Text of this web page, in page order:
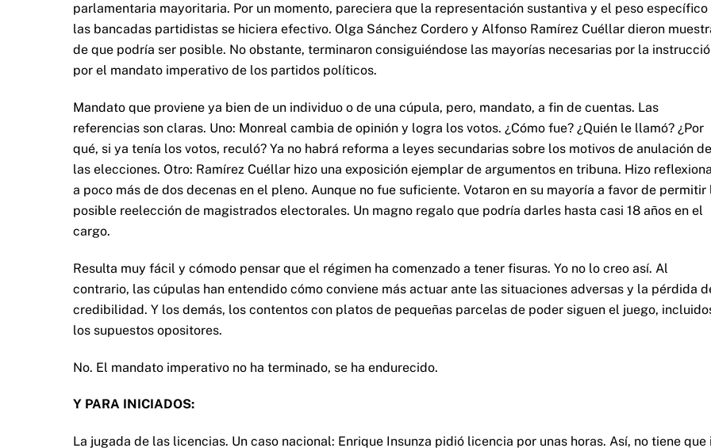
parlamentaria mayoritaria. Por un momento, pareciera que la representación sustantiva y el peso específico
las bancadas partidistas se hiciera efectivo. Olga Sánchez Cordero y Alfonso Ramírez Cuéllar dieron
de que podría ser posible. No obstante, terminaron consiguiéndose las mayorías necesarias por la
por el mandato imperativo de los partidos políticos.
Mandato que proviene ya bien de un individuo o de una cúpula, pero, mandato, a fin de cuentas. Las
referencias son claras. Uno: Monreal cambia de opinión y logra los votos. ¿Cómo fue? ¿Quién le llamó? ¿Por
qué, si ya tenía los votos, reculó? Ya no habrá reforma a leyes secundarias sobre los motivos de anulación de
las elecciones. Otro: Ramírez Cuéllar hizo una exposición ejemplar de argumentos en tribuna. Hizo
a poco más de dos decenas en el pleno. Aunque no fue suficiente. Votaron en su mayoría a favor de permitir
posible reelección de magistrados electorales. Un magno regalo que podría darles hasta casi 18 años en el
cargo.
Resulta muy fácil y cómodo pensar que el régimen ha comenzado a tener fisuras. Yo no lo creo así. Al
contrario, las cúpulas han entendido cómo conviene más actuar ante las situaciones adversas y la pérdida
credibilidad. Y los demás, los contentos con platos de pequeñas parcelas de poder siguen el juego,
los supuestos opositores.
No. El mandato imperativo no ha terminado, se ha endurecido.
Y PARA INICIADOS:
La jugada de las licencias. Un caso nacional: Enrique Insunza pidió licencia por unas horas. Así, no tiene que